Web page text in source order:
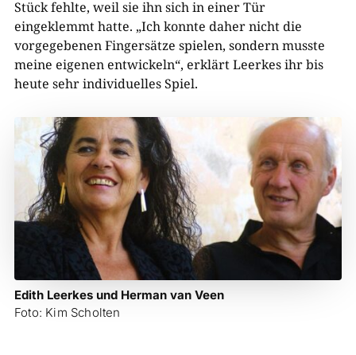
Stück fehlte, weil sie ihn sich in einer Tür
eingeklemmt hatte. „Ich konnte daher nicht die
vorgegebenen Fingersätze spielen, sondern musste
meine eigenen entwickeln“, erklärt Leerkes ihr bis
heute sehr individuelles Spiel.
Edith Leerkes und Herman van Veen
Foto: Kim Scholten